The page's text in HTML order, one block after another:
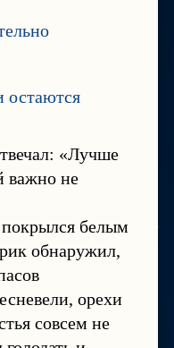
«Лучше
важно не
белым
обнаружил,
орехи
совсем не